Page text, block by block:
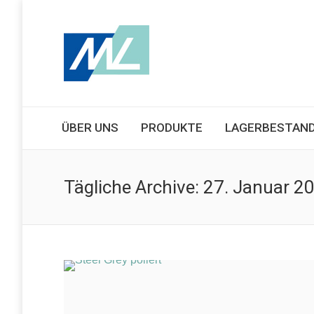
ÜBER UNS PRODUKTE
Tägliche Archive: 27. Januar